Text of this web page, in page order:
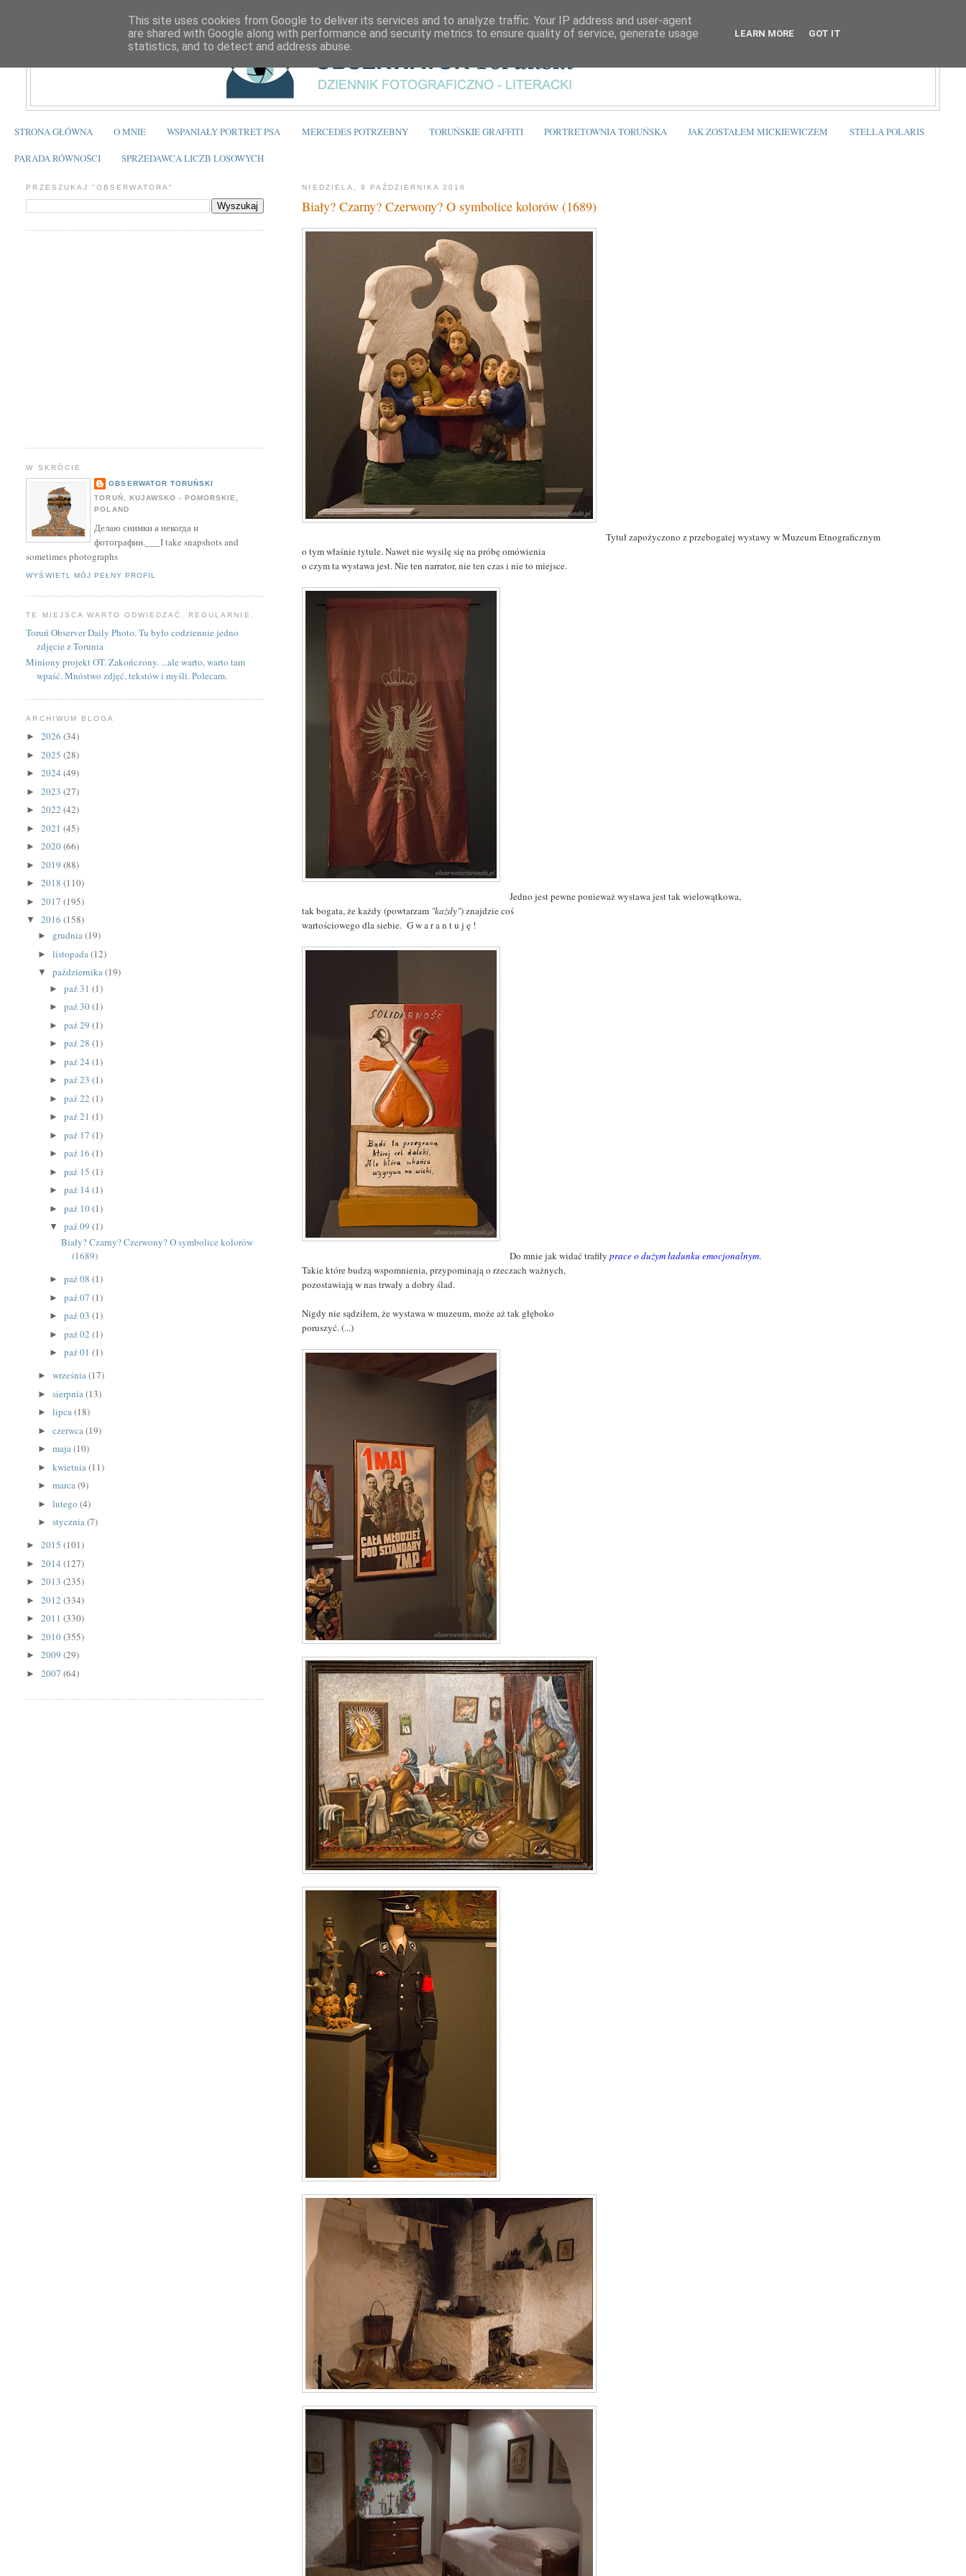
STRONA GŁÓWNA O MNIE WSPANIAŁY PORTRET PSA MERCEDES POTRZEBNY TORUŃSKIE GRAFFITI PORTRETOWNIA TORUŃSKA JAK ZOSTAŁEM MICKIEWICZEM STELLA POLARIS
PARADA RÓWNOŚCI SPRZEDAWCA LICZB LOSOWYCH
NIEDZIELA, 9 PAŹDZIERNIKA 2016
Biały? Czarny? Czerwony? O symbolice kolorów (1689)
Tytuł zapożyczono z przebogatej wystawy w Muzeum Etnograficznym
o tym właśnie tytule. Nawet nie wysilę się na próbę omówienia
o czym ta wystawa jest. Nie ten narrator, nie ten czas i nie to miejsce.
Jedno jest pewne ponieważ wystawa jest tak wielowątkowa,
tak bogata, że każdy (powtarzam "każdy") znajdzie coś
wartościowego dla siebie. G w a r a n t u j ę !
Do mnie jak widać trafiłyprace o dużym ładunku emocjonalnym.
Takie które budzą wspomnienia, przypominają o rzeczach ważnych,
pozostawiają w nas trwały a dobry ślad.
Nigdy nie sądziłem, że wystawa w muzeum, może aż tak głęboko
poruszyć. (...)
PRZESZUKAJ "OBSERWATORA"
W SKRÓCIE
OBSERWATOR TORUŃSKI
TORUŃ, KUJAWSKO - POMORSKIE,
POLAND
Делаю снимки а некогда и
фотографии.___I take snapshots and
sometimes photographs
WYŚWIETL MÓJ PEŁNY PROFIL
TE MIEJSCA WARTO ODWIEDZAĆ. REGULARNIE.
Toruń Observer Daily Photo. Tu było codziennie jedno
zdjęcie z Torunia
Miniony projekt OT. Zakończony. ...ale warto, warto tam
wpaść. Mnóstwo zdjęć, tekstów i myśli. Polecam.
ARCHIWUM BLOGA
►2026(34)
►2025(28)
►2024(49)
►2023(27)
►2022(42)
►2021(45)
►2020(66)
►2019(88)
►2018(110)
►2017(195)
▼2016(158)
► grudnia(19)
►listopada(12)
▼października(19)
► paź 31 (1)
► paź 30(1)
► paź 29 (1)
► paź 28 (1)
► paź 24 (1)
► paź 23 (1)
► paź 22 (1)
► paź 21 (1)
► paź 17 (1)
► paź 16 (1)
► paź 15 (1)
► paź 14 (1)
► paź 10(1)
▼ paź 09 (1)
Biały? Czarny? Czerwony? O symbolice kolorów
(1689)
► paź 08 (1)
► paź 07 (1)
► paź 03 (1)
► paź 02 (1)
► paź 01 (1)
►września(17)
►sierpnia(13)
►lipca(18)
►czerwca(19)
►maja(10)
►kwietnia(11)
►marca(9)
►lutego(4)
►stycznia(7)
►2015(101)
►2014(127)
►2013(235)
►2012(334)
►2011(330)
►2010(355)
►2009(29)
►2007(64)
This site uses cookies from Google to deliver its services and to analyze traffic. Your IP address and user-agent
are shared with Google along with performance and security metrics to ensure quality of service, generate usage
statistics, and to detect and address abuse.
LEARN MORE GOT IT